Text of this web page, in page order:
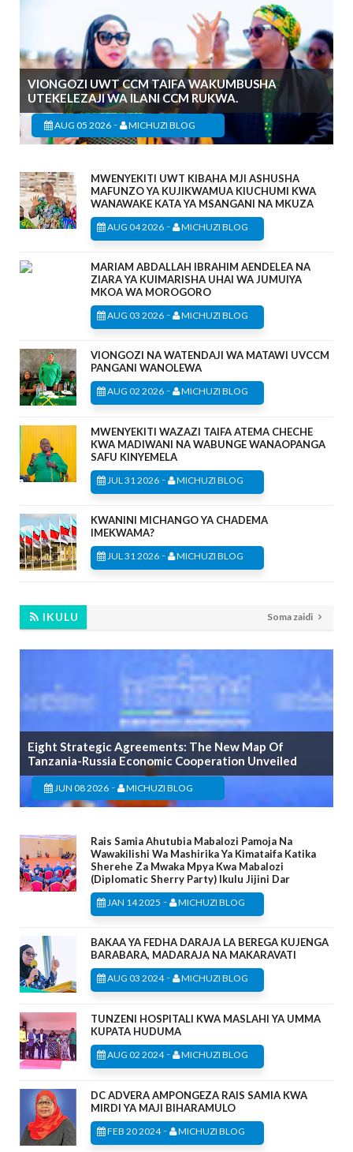
VIONGOZI UWT CCM TAIFA WAKUMBUSHA
UTEKELEZAJI WA ILANI CCM RUKWA.
AUG 05 2026 - MICHUZI BLOG
MWENYEKITI UWT KIBAHA MJI ASHUSHA
MAFUNZO YA KUJIKWAMUA KIUCHUMI KWA
WANAWAKE KATA YA MSANGANI NA MKUZA
AUG 04 2026 - MICHUZI BLOG
MARIAM ABDALLAH IBRAHIM AENDELEA NA
ZIARA YA KUIMARISHA UHAI WA JUMUIYA
MKOA WA MOROGORO
AUG 03 2026 - MICHUZI BLOG
VIONGOZI NA WATENDAJI WA MATAWI UVCCM
PANGANI WANOLEWA
AUG 02 2026 - MICHUZI BLOG
MWENYEKITI WAZAZI TAIFA ATEMA CHECHE
KWA MADIWANI NA WABUNGE WANAOPANGA
SAFU KINYEMELA
JUL 31 2026 - MICHUZI BLOG
KWANINI MICHANGO YA CHADEMA
IMEKWAMA?
JUL 31 2026 - MICHUZI BLOG
IKULU Soma zaidi
Eight Strategic Agreements: The New Map Of
Tanzania-Russia Economic Cooperation Unveiled
JUN 08 2026 - MICHUZI BLOG
Rais Samia Ahutubia Mabalozi Pamoja Na
Wawakilishi Wa Mashirika Ya Kimataifa Katika
Sherehe Za Mwaka Mpya Kwa Mabalozi
(Diplomatic Sherry Party) Ikulu Jijini Dar
JAN 14 2025 - MICHUZI BLOG
BAKAA YA FEDHA DARAJA LA BEREGA KUJENGA
BARABARA, MADARAJA NA MAKARAVATI
AUG 03 2024- MICHUZI BLOG
TUNZENI HOSPITALI KWA MASLAHI YA UMMA
KUPATA HUDUMA
AUG 02 2024- MICHUZI BLOG
DC ADVERA AMPONGEZA RAIS SAMIA KWA
MIRDI YA MAJI BIHARAMULO
FEB 20 2024- MICHUZI BLOG